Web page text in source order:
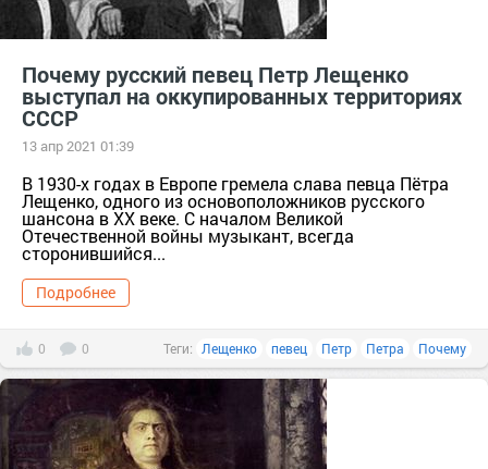
Почему русский певец Петр Лещенко
выступал на оккупированных территориях
СССР
13 апр 2021 01:39
В 1930-х годах в Европе гремела слава певца Пётра
Лещенко, одного из основоположников русского
шансона в XX веке. С началом Великой
Отечественной войны музыкант, всегда
сторонившийся...
Подробнее
0 0 Теги: Лещенко певец Петр Петра Почему